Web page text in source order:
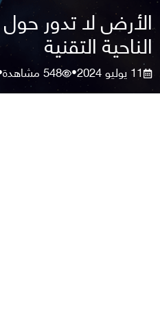
الأرض لا تدور
الناحية التقنية
11 يوليو 2024 •
548مشاهدة